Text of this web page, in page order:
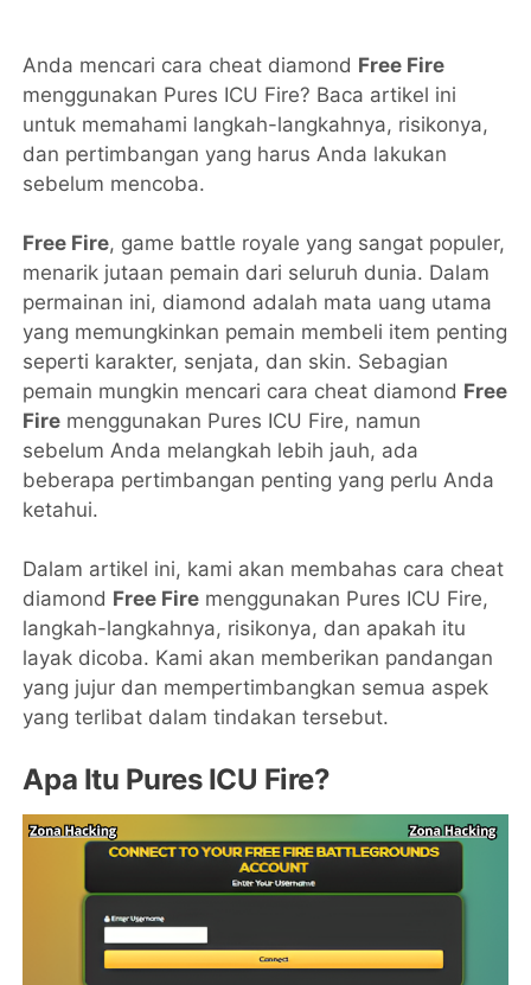
Anda mencari cara cheat diamond Free Fire
menggunakan Pures ICU Fire? Baca artikel ini
untuk memahami langkah-langkahnya, risikonya,
dan pertimbangan yang harus Anda lakukan
sebelum mencoba.
Free Fire, game battle royale yang sangat populer,
menarik jutaan pemain dari seluruh dunia. Dalam
permainan ini, diamond adalah mata uang utama
yang memungkinkan pemain membeli item penting
seperti karakter, senjata, dan skin. Sebagian
pemain mungkin mencari cara cheat diamond Free
Fire menggunakan Pures ICU Fire, namun
sebelum Anda melangkah lebih jauh, ada
beberapa pertimbangan penting yang perlu Anda
ketahui.
Dalam artikel ini, kami akan membahas cara cheat
diamond Free Fire menggunakan Pures ICU Fire,
langkah-langkahnya, risikonya, dan apakah itu
layak dicoba. Kami akan memberikan pandangan
yang jujur ​​dan mempertimbangkan semua aspek
yang terlibat dalam tindakan tersebut.
Apa Itu Pures ICU Fire?